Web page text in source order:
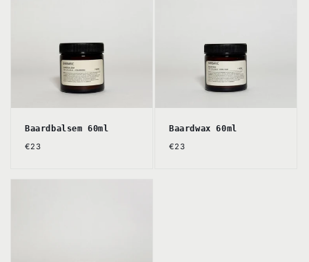
Baardbalsem 60ml
Normale
€23
Baardwax 60ml
Normale
€23